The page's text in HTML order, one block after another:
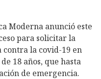
Moderna anunció este
para solicitar la
contra la covid-19 en
18 años, que hasta
de emergencia.